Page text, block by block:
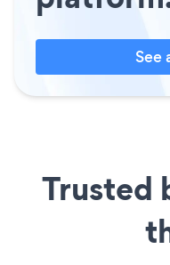
See
Trusted